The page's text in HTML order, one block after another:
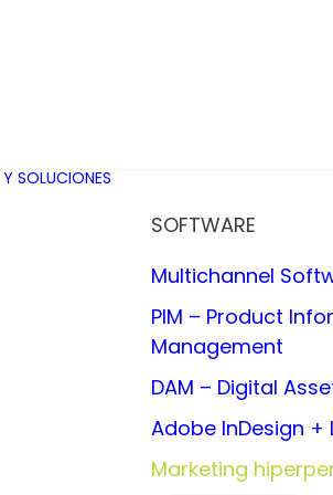
SOLUCIONES
SOFTWARE
Multichannel
PIM – Product
Management
DAM – Digital
Adobe InDesign +
Marketing